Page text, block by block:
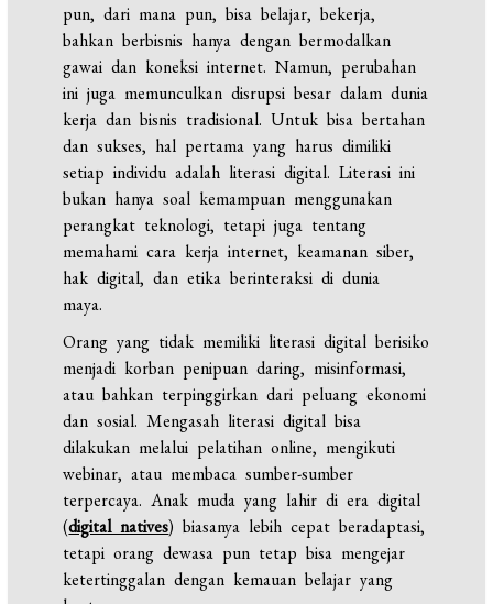
pun, dari mana pun, bisa belajar, bekerja,
bahkan berbisnis hanya dengan bermodalkan
gawai dan koneksi internet. Namun, perubahan
ini juga memunculkan disrupsi besar dalam dunia
kerja dan bisnis tradisional. Untuk bisa bertahan
dan sukses, hal pertama yang harus dimiliki
setiap individu adalah literasi digital. Literasi ini
bukan hanya soal kemampuan menggunakan
perangkat teknologi, tetapi juga tentang
memahami cara kerja internet, keamanan siber,
hak digital, dan etika berinteraksi di dunia
maya.
Orang yang tidak memiliki literasi digital berisiko
menjadi korban penipuan daring, misinformasi,
atau bahkan terpinggirkan dari peluang ekonomi
dan sosial. Mengasah literasi digital bisa
dilakukan melalui pelatihan online, mengikuti
webinar, atau membaca sumber-sumber
terpercaya. Anak muda yang lahir di era digital
(digital natives) biasanya lebih cepat beradaptasi,
tetapi orang dewasa pun tetap bisa mengejar
ketertinggalan dengan kemauan belajar yang